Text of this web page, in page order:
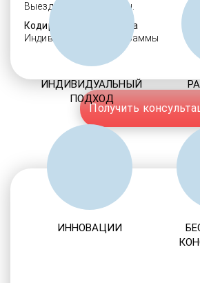
Выезд в течение 30 мин.
Кодировка алкоголизма
Индивидуальные программы
Получить
ИНДИВИДУАЛЬНЫЙ
ПОДХОД
ИННОВАЦИИ